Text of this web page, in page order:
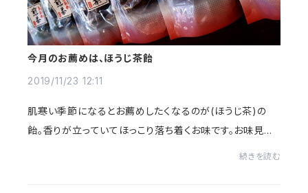
今月のお薦めは、ほうじ茶飴
2019/11/23 12:11
肌寒い季節になるとお薦めしたくなるのが(ほうじ茶)の
飴。香りが立っていてほっこり落ち着くお味です。お味見出
続きを読む